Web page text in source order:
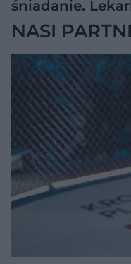
śniadanie.
NASI